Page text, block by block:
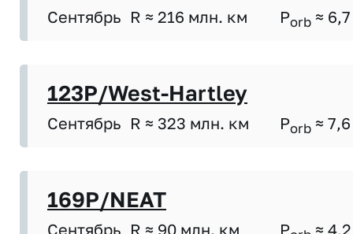
Сентябрь R ≈ 216 млн. км Porb ≈ 6,7
123P/West-Hartley
Сентябрь R ≈ 323 млн. км Porb ≈ 7,6
169P/NEAT
Сентябрь R ≈ 90 млн. км P ≈ 4,2